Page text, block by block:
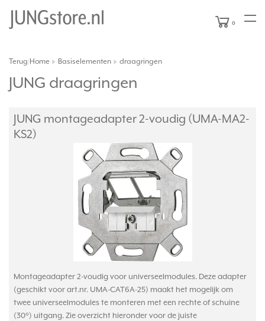
0
Terug Home Basiselementen draagringen
JUNG draagringen
JUNG montageadapter 2-voudig (UMA-MA2-
KS2)
Montageadapter 2-voudig voor universeelmodules. Deze adapter
(geschikt voor art.nr. UMA-CAT6A-25) maakt het mogelijk om
twee universeelmodules te monteren met een rechte of schuine
(30°) uitgang. Zie overzicht hieronder voor de juiste